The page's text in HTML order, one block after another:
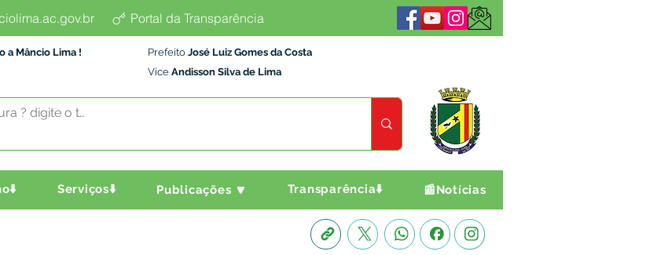
Portal da Transparência
a Mâncio Lima ! Prefeito José Luiz Gomes da Costa
Vice Andisson Silva de Lima
Serviços⬇️ Publicações 🔽 Transparência⬇️ 📰Notícias